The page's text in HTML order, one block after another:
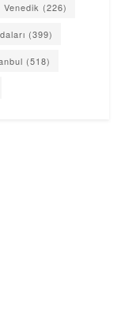
Venedik (226)
(399)
(518)